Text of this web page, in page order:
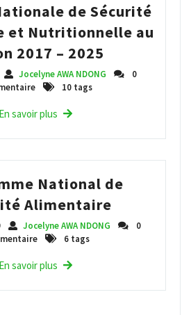
de Sécurité
et Nutritionnelle au
2017 – 2025
Jocelyne AWA NDONG
0
10 tags
En savoir plus
National de
Alimentaire
Jocelyne AWA NDONG
0
6 tags
En savoir plus